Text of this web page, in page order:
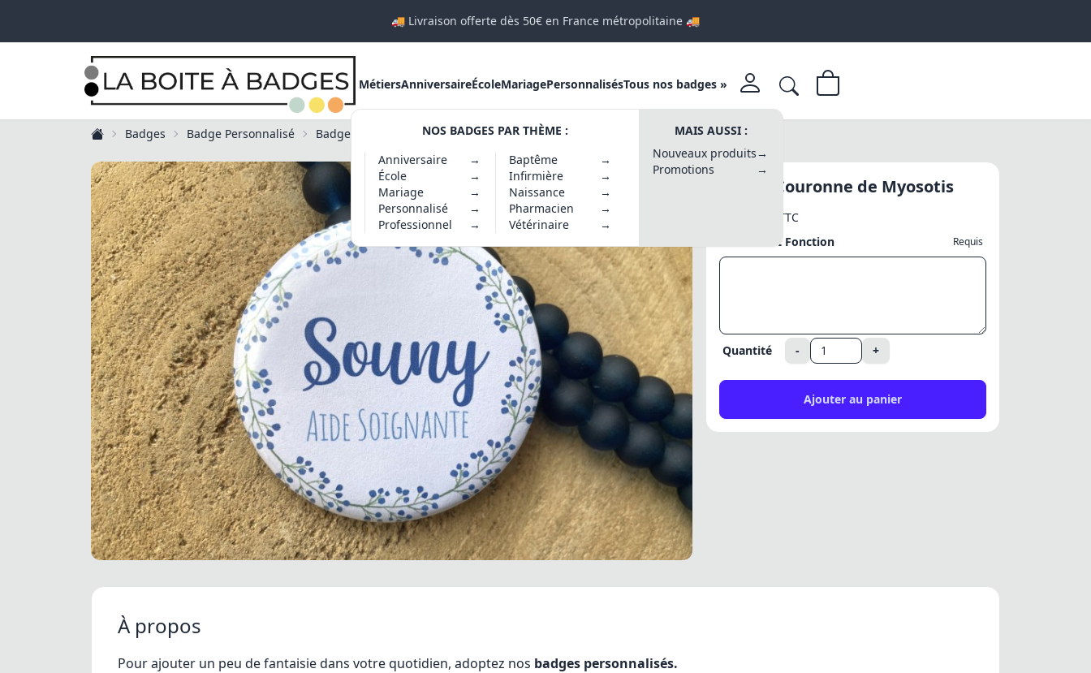
🚚 Livraison offerte dès 50€ en France métropolitaine 🚚
MétiersAnniversaireÉcoleMariagePersonnalisésTous nos badges »
NOS BADGES PAR THÈME :
Anniversaire
→ Baptême
→
École
→ Infirmière
→
Mariage
→ Naissance
→
Personnalisé
→ Pharmacien
→
Professionnel
→ Vétérinaire →
MAIS AUSSI :
Nouveaux produits→
Promotions
→
Badges Badge Personnalisé Badge Couronne de Myosotis
Badge Couronne de Myosotis
TTC
Prénom et Fonction
Requis
Quantité - +
Ajouter au panier
À propos
Pour ajouter un peu de fantaisie dans votre quotidien, adoptez nos badges personnalisés.